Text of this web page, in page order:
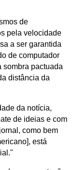
de
pela velocidade
a ser garantida
de computador
sombra pactuada
distância da
da notícia,
de ideias e com
como bem
está